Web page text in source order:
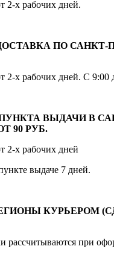
2-х рабочих дней.
ПО САНКТ-
2-х рабочих дней. С
ВЫДАЧИ В
90 РУБ.
2-х рабочих дней
выдаче 7 дней.
КУРЬЕРОМ
рассчитываются при